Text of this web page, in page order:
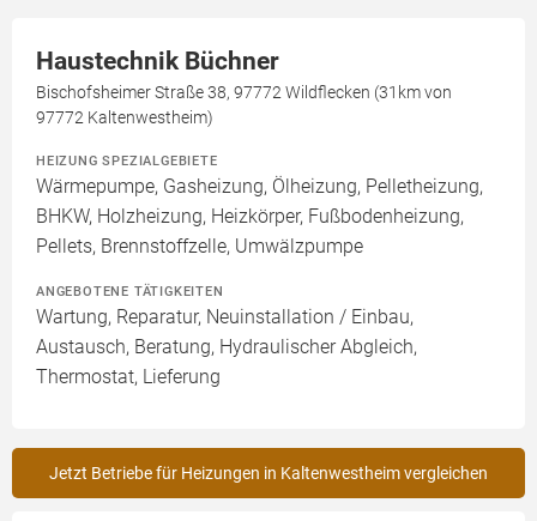
Haustechnik Büchner
Bischofsheimer Straße 38, 97772 Wildflecken (31km von
97772 Kaltenwestheim)
HEIZUNG SPEZIALGEBIETE
Wärmepumpe, Gasheizung, Ölheizung, Pelletheizung,
BHKW, Holzheizung, Heizkörper, Fußbodenheizung,
Pellets, Brennstoffzelle, Umwälzpumpe
ANGEBOTENE TÄTIGKEITEN
Wartung, Reparatur, Neuinstallation / Einbau,
Austausch, Beratung, Hydraulischer Abgleich,
Thermostat, Lieferung
Jetzt Betriebe für Heizungen in Kaltenwestheim vergleichen